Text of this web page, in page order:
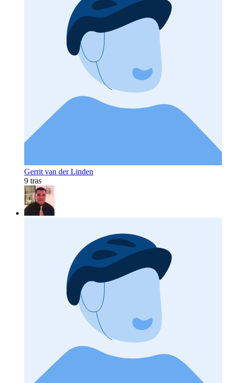
Gerrit van der Linden
9 tras